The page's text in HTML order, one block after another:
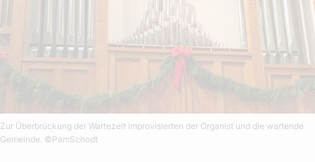
Zur Überbrückung der Wartezeit improvisierten der Organist und die wartende
Gemeinde. ©PamSchodt